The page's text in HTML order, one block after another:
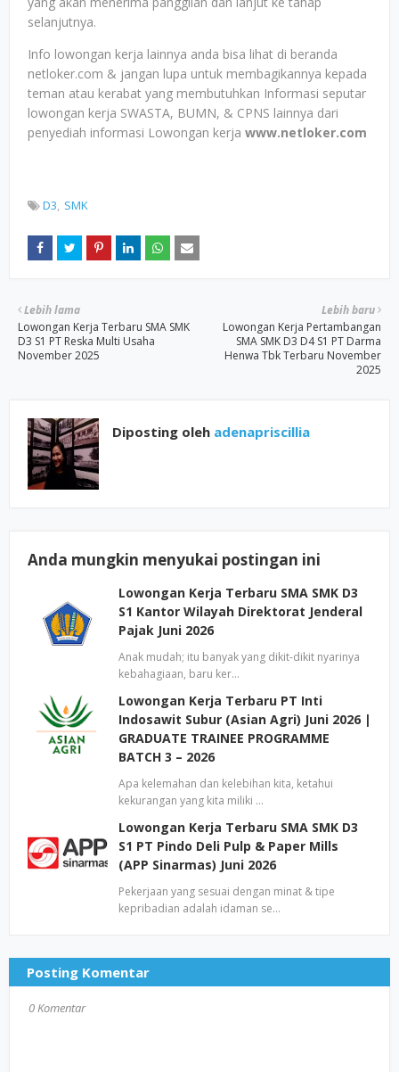
selanjutnya.
Info lowongan kerja lainnya anda bisa lihat di beranda
netloker.com & jangan lupa untuk membagikannya kepada
teman atau kerabat yang membutuhkan Informasi seputar
lowongan kerja SWASTA, BUMN, & CPNS lainnya dari
penyediah informasi Lowongan kerja www.netloker.com
D3 SMK
Lebih baru
Lowongan Kerja Pertambangan
SMA SMK D3 D4 S1 PT Darma
Henwa Tbk Terbaru November
2025
Lebih lama
Lowongan Kerja Terbaru SMA SMK
D3 S1 PT Reska Multi Usaha
November 2025
Diposting oleh adenapriscillia
Anda mungkin menyukai postingan ini
Lowongan Kerja Terbaru SMA SMK D3
S1 Kantor Wilayah Direktorat Jenderal
Pajak Juni 2026
Anak mudah; itu banyak yang dikit-dikit nyarinya
kebahagiaan, baru ker…
Lowongan Kerja Terbaru PT Inti
Indosawit Subur (Asian Agri) Juni 2026 |
GRADUATE TRAINEE PROGRAMME
BATCH 3 – 2026
Apa kelemahan dan kelebihan kita, ketahui
kekurangan yang kita miliki …
Lowongan Kerja Terbaru SMA SMK D3
S1 PT Pindo Deli Pulp & Paper Mills
(APP Sinarmas) Juni 2026
Pekerjaan yang sesuai dengan minat & tipe
kepribadian adalah idaman se…
Posting Komentar
0 Komentar